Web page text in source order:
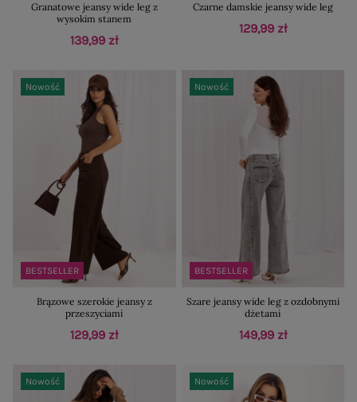
Granatowe jeansy wide leg z
wysokim stanem
139,99 zł
Czarne damskie jeansy wide leg
129,99 zł
BESTSELLER
Nowość
Brązowe szerokie jeansy z
przeszyciami
129,99 zł
BESTSELLER
Nowość
Szare jeansy wide leg z ozdobnymi
dżetami
149,99 zł
Nowość Nowość